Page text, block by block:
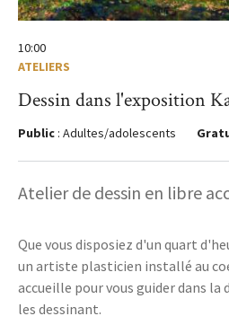
10:00
ATELIERS
Dessin dans l'exposition
Public : Adultes/adolescents
Atelier de dessin en libre
Que vous disposiez d'un quart
un artiste plasticien installé au
accueille pour vous guider dans la
les dessinant.